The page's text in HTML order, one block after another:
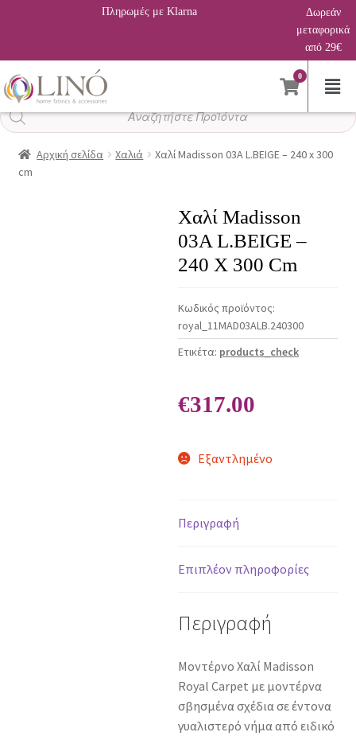
Πληρωμές με Klarna
Δωρεάν
μεταφορικά
από 29€
0
Αναζήτηση
προϊόντων
Αρχική σελίδα Χαλιά
Χαλί Madisson 03A L.BEIGE – 240 x 300
cm
Χαλί Madisson
03A L.BEIGE –
240 X 300 Cm
Κωδικός προϊόντος:
royal_11MAD03ALB.240300
Ετικέτα: products_check
€317.00
Εξαντλημένο
Περιγραφή
Επιπλέον πληροφορίες
Περιγραφή
Μοντέρνο Χαλί Madisson
Royal Carpet με μοντέρνα
σβησμένα σχέδια σε έντονα
γυαλιστερό νήμα από ειδικό